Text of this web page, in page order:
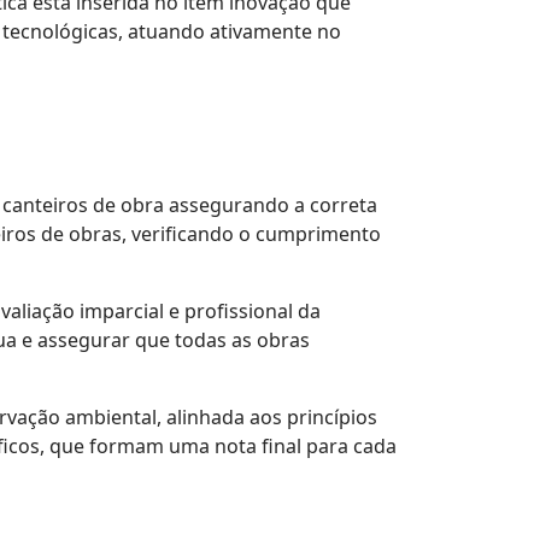
atuando ativamente no
de obra assegurando a correta
de obras, verificando o cumprimento
imparcial e profissional da
e assegurar que todas as obras
ambiental, alinhada aos princípios
que formam uma nota final para cada